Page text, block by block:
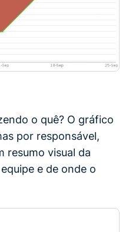
o quê? O gráfico
por responsável,
resumo visual da
e de onde o